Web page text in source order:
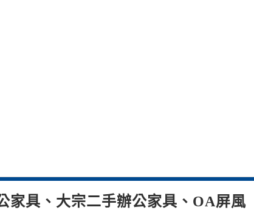
家具、大宗二手辦公家具、OA屏風